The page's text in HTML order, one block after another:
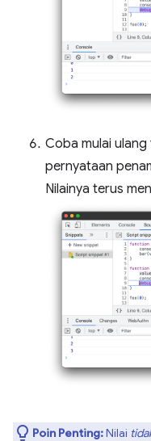
Coba mulai ulang
pernyataan
Nilainya terus
Poin Penting:Nilai